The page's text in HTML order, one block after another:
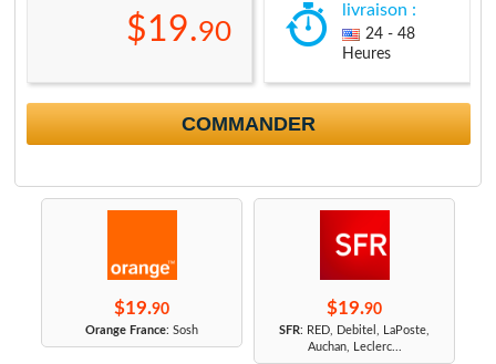
$19.90
livraison :
24 - 48
Heures
COMMANDER
$19.90
Orange France: Sosh
$19.90
SFR: RED, Debitel, LaPoste,
Auchan, Leclerc...